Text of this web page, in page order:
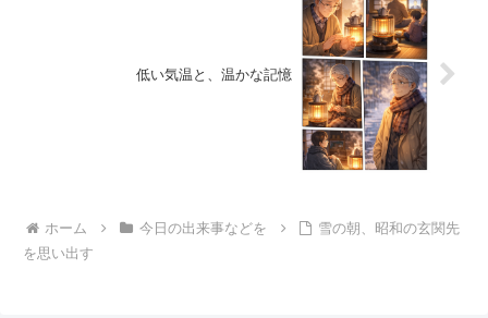
低い気温と、温かな記憶
ホーム 今日の出来事などを
雪の朝、昭和の玄関先
を思い出す